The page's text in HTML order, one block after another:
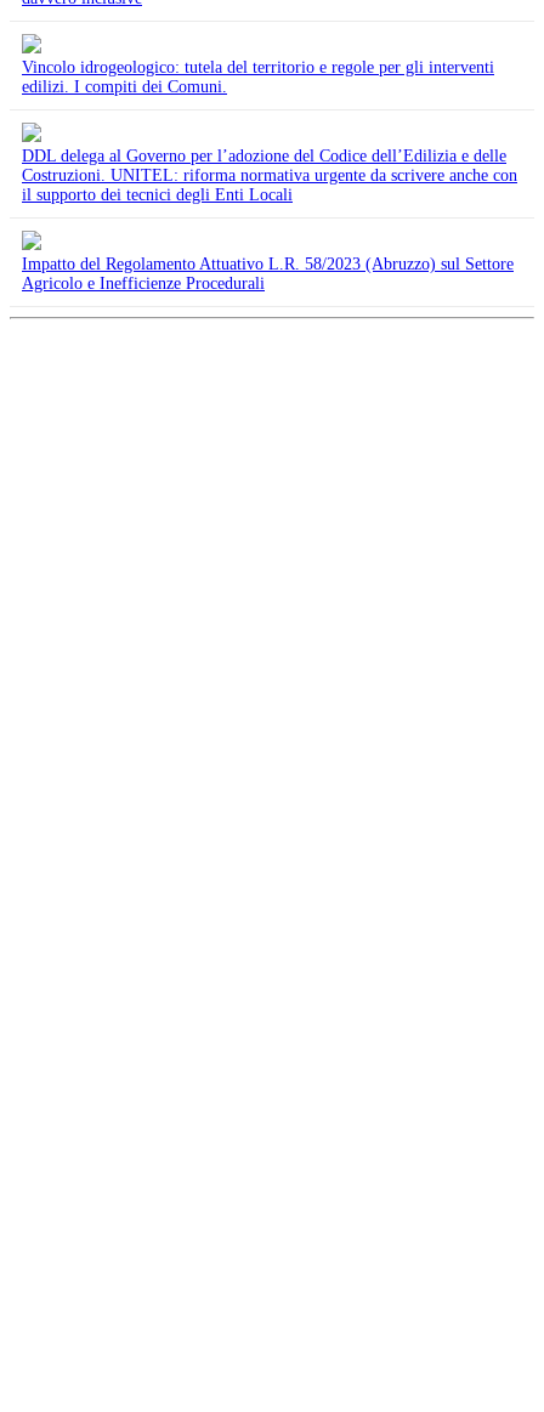
Vincolo idrogeologico: tutela del territorio e regole per gli interventi
edilizi. I compiti dei Comuni.
DDL delega al Governo per l’adozione del Codice dell’Edilizia e delle
Costruzioni. UNITEL: riforma normativa urgente da scrivere anche con
il supporto dei tecnici degli Enti Locali
Impatto del Regolamento Attuativo L.R. 58/2023 (Abruzzo) sul Settore
Agricolo e Inefficienze Procedurali